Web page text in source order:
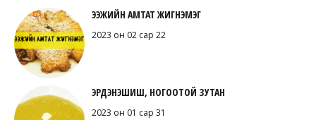
ЭЭЖИЙН АМТАТ ЖИГНЭМЭГ
2023 он 02 сар 22
ЭРДЭНЭШИШ, НОГООТОЙ ЗУТАН
2023 он 01 сар 31